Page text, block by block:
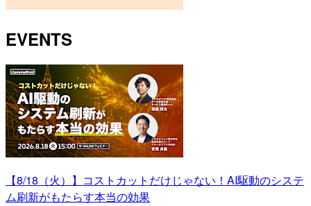
EVENTS
【8/18（火）】コストカットだけじゃない！AI駆動のシステ
ム刷新がもたらす本当の効果